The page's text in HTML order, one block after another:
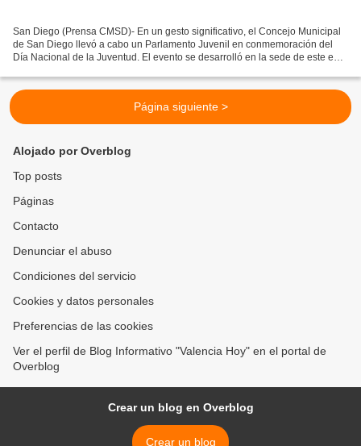
San Diego (Prensa CMSD)- En un gesto significativo, el Concejo Municipal
de San Diego llevó a cabo un Parlamento Juvenil en conmemoración del
Día Nacional de la Juventud. El evento se desarrolló en la sede de este ente
Página siguiente >
Alojado por Overblog
Top posts
Páginas
Contacto
Denunciar el abuso
Condiciones del servicio
Cookies y datos personales
Preferencias de las cookies
Ver el perfil de Blog Informativo "Valencia Hoy" en el portal de
Overblog
Crear un blog en Overblog
Crear un blog